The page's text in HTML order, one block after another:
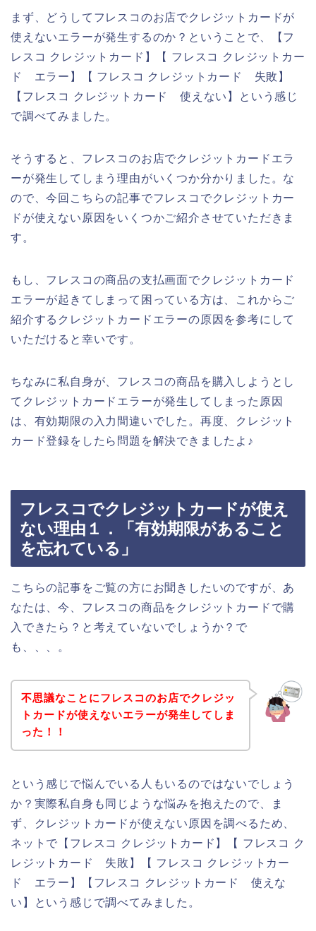
まず、どうしてフレスコのお店でクレジットカードが
使えないエラーが発生するのか？ということで、【フ
レスコ クレジットカード】【 フレスコ クレジットカー
ド エラー】【 フレスコ クレジットカード 失敗】
【フレスコ クレジットカード 使えない】という感じ
で調べてみました。
そうすると、フレスコのお店でクレジットカードエラ
ーが発生してしまう理由がいくつか分かりました。な
ので、今回こちらの記事でフレスコでクレジットカー
ドが使えない原因をいくつかご紹介させていただきま
す。
もし、フレスコの商品の支払画面でクレジットカード
エラーが起きてしまって困っている方は、これからご
紹介するクレジットカードエラーの原因を参考にして
いただけると幸いです。
ちなみに私自身が、フレスコの商品を購入しようとし
てクレジットカードエラーが発生してしまった原因
は、有効期限の入力間違いでした。再度、クレジット
カード登録をしたら問題を解決できましたよ♪
フレスコでクレジットカードが使え
ない理由１．「有効期限があること
を忘れている」
こちらの記事をご覧の方にお聞きしたいのですが、あ
なたは、今、フレスコの商品をクレジットカードで購
入できたら？と考えていないでしょうか？で
も、、、。
不思議なことにフレスコのお店でクレジッ
トカードが使えないエラーが発生してしま
った！！
という感じで悩んでいる人もいるのではないでしょう
か？実際私自身も同じような悩みを抱えたので、ま
ず、クレジットカードが使えない原因を調べるため、
ネットで【フレスコ クレジットカード】【 フレスコ ク
レジットカード 失敗】【 フレスコ クレジットカー
ド エラー】【フレスコ クレジットカード 使えな
い】という感じで調べてみました。